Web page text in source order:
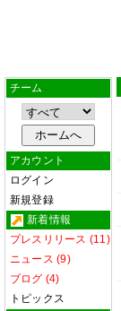
チーム
アカウント
ログイン
新規登録
新着情報
プレスリリース (11)
ニュース (9)
ブログ (4)
トピックス